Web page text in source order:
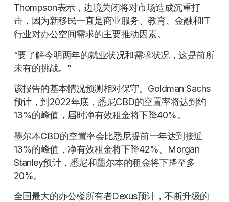
Thompson表示，边境关闭将对市场造成沉重打
击，因为新移民一直是商业服务、教育、金融和IT
行业对办公空间需求的主要推动因素。
“要了解今明两年的就业状况和需求状况，这是前所
未有的挑战。”
该报告的基本情况预测相对保守。Goldman Sachs
预计，到2022年底，悉尼CBD的空置率将达到约
13%的峰值，届时净有效租金将下降40%。
墨尔本CBD的空置率会比悉尼提前一年达到接近
13%的峰值，净有效租金将下降42%。Morgan
Stanley预计，悉尼和墨尔本的租金将下降至多
20%。
全国最大的办公楼所有者Dexus预计，不断升级的